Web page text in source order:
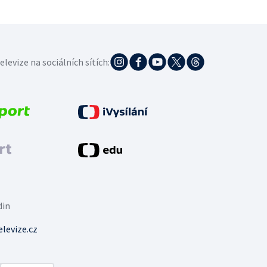
na sociálních sítích: